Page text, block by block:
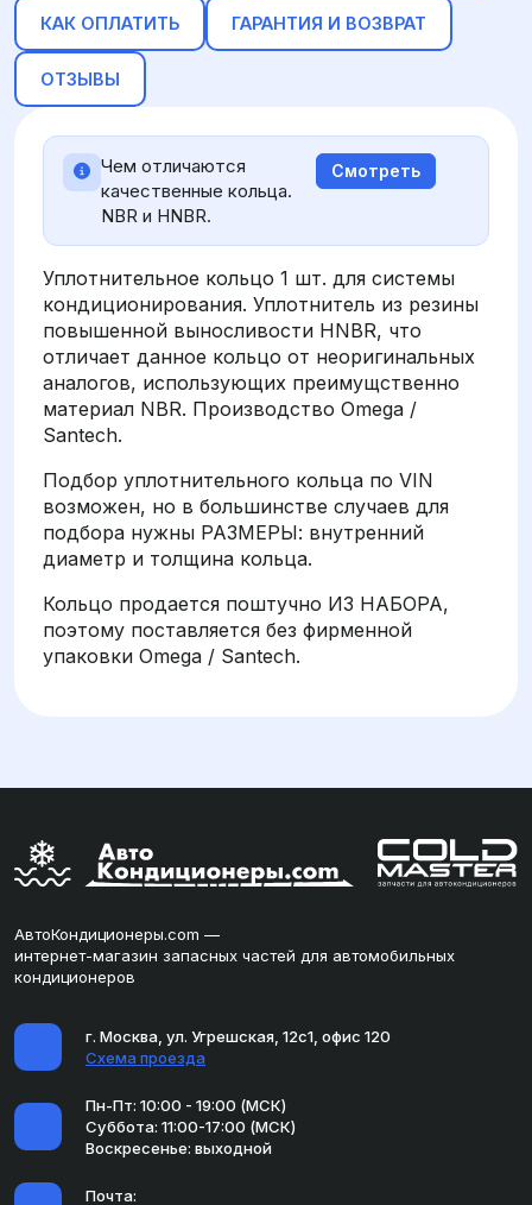
КАК ОПЛАТИТЬ ГАРАНТИЯ И ВОЗВРАТ
ОТЗЫВЫ
Чем отличаются
качественные кольца.
NBR и HNBR.
Смотреть
Уплотнительное кольцо 1 шт. для системы
кондиционирования. Уплотнитель из резины
повышенной выносливости HNBR, что
отличает данное кольцо от неоригинальных
аналогов, использующих преимущственно
материал NBR. Производство Omega /
Santech.
Подбор уплотнительного кольца по VIN
возможен, но в большинстве случаев для
подбора нужны РАЗМЕРЫ: внутренний
диаметр и толщина кольца.
Кольцо продается поштучно ИЗ НАБОРА,
поэтому поставляется без фирменной
упаковки Omega / Santech.
АвтоКондиционеры.com —
интернет-магазин запасных частей для автомобильных
кондиционеров
г. Москва, ул. Угрешская, 12с1, офис 120
Схема проезда
Пн-Пт: 10:00 - 19:00 (МСК)
Суббота: 11:00-17:00 (МСК)
Воскресенье: выходной
Почта: